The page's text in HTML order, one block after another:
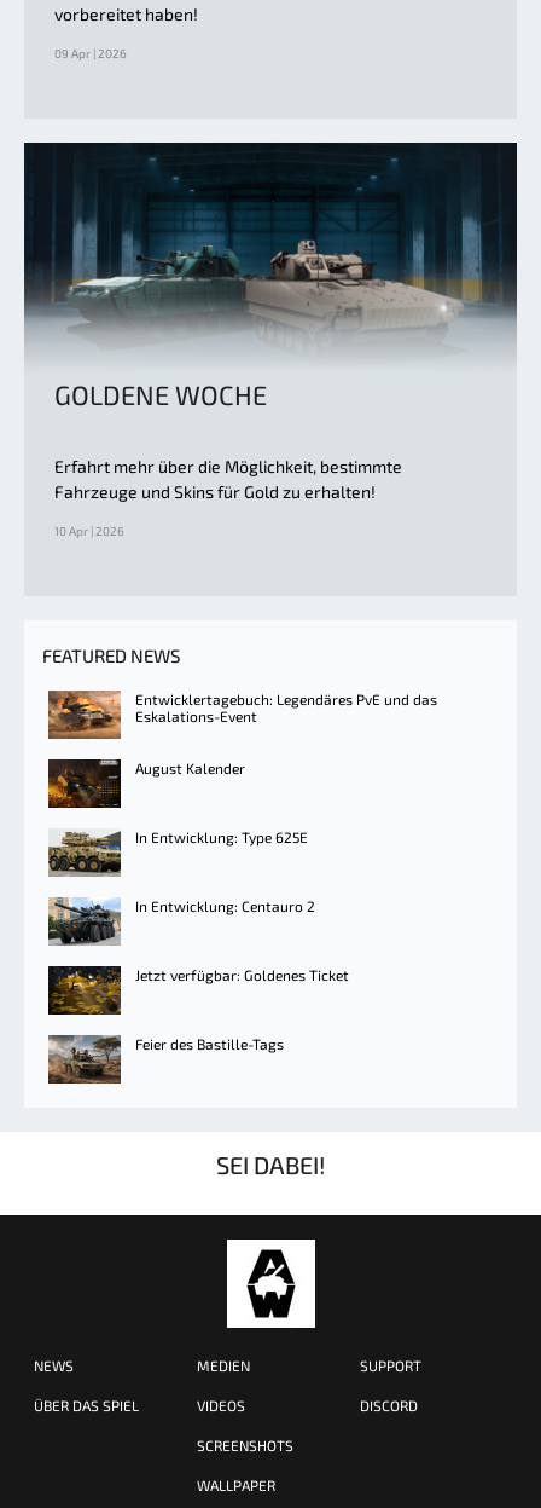
vorbereitet haben!
09 Apr | 2026
GOLDENE WOCHE
Erfahrt mehr über die Möglichkeit, bestimmte
Fahrzeuge und Skins für Gold zu erhalten!
10 Apr | 2026
FEATURED NEWS
Entwicklertagebuch: Legendäres PvE und das
Eskalations-Event
August Kalender
In Entwicklung: Type 625E
In Entwicklung: Centauro 2
Jetzt verfügbar: Goldenes Ticket
Feier des Bastille-Tags
SEI DABEI!
NEWS
ÜBER DAS SPIEL
MEDIEN
VIDEOS
SCREENSHOTS
WALLPAPER
SUPPORT
DISCORD